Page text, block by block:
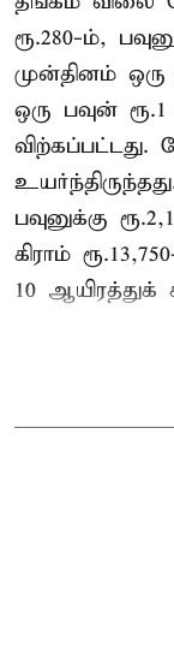
ரூ.280-ம்,
முன்தினம் ஒரு
ஒரு பவுன்
விற்கப்பட்டது.
பவுனுக்கு
கிராம்
10 ஆயிரத்துக்